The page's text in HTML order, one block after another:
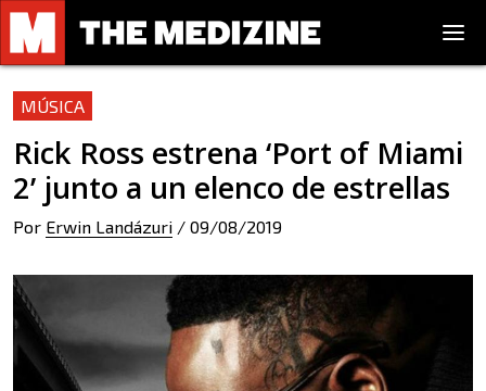
MÚSICA
Rick Ross estrena ‘Port of Miami
2’ junto a un elenco de estrellas
Por Erwin Landázuri / 09/08/2019